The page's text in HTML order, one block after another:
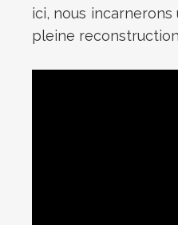
ici, nous
pleine